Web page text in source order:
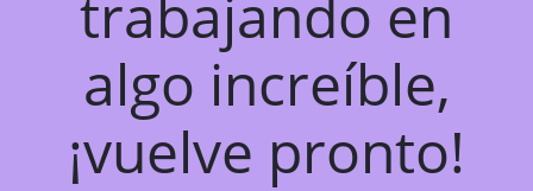
trabajando en
algo increíble,
¡vuelve pronto!